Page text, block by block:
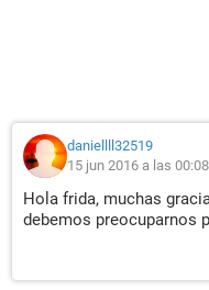
daniellll32519
15 jun 2016 a las 00:08
Hola frida, muchas
debemos preocuparnos